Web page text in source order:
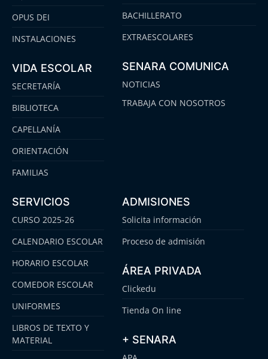
OPUS DEI
INSTALACIONES
VIDA ESCOLAR
SECRETARÍA
BIBLIOTECA
CAPELLANÍA
ORIENTACIÓN
FAMILIAS
BACHILLERATO
EXTRAESCOLARES
SENARA COMUNICA
NOTICIAS
TRABAJA CON NOSOTROS
SERVICIOS
CURSO 2025-26
CALENDARIO ESCOLAR
HORARIO ESCOLAR
COMEDOR ESCOLAR
UNIFORMES
LIBROS DE TEXTO Y
MATERIAL
ADMISIONES
Solicita información
Proceso de admisión
ÁREA PRIVADA
Clickedu
Tienda On line
+ SENARA